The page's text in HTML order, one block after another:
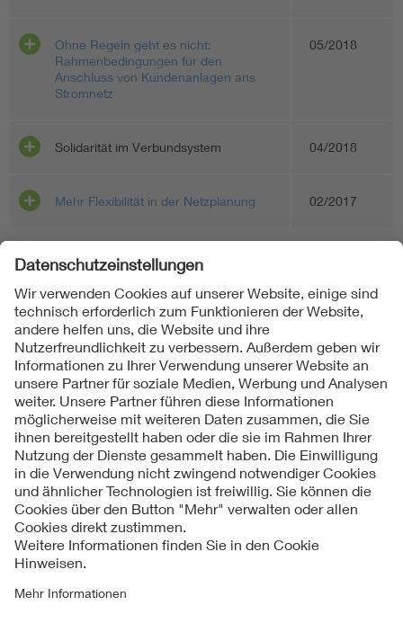
Ohne Regeln geht es nicht:
Rahmenbedingungen für den
Anschluss von Kundenanlagen ans
Stromnetz
05/2018
Solidarität im Verbundsystem 04/2018
Mehr Flexibilität in der Netzplanung 02/2017
Folgen Sie uns
Kontakte
Service
Impressum
Datenschutzinformationen
Cookie Hinweise